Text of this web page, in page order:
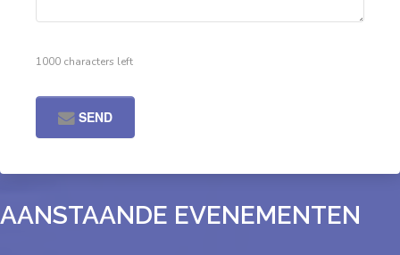
1000 characters left
SEND
AANSTAANDE EVENEMENTEN